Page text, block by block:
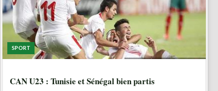
SPORT
CAN U23 : Tunisie et Sénégal bien partis